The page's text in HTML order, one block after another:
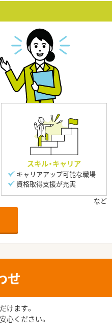
スキル・キャリア
キャリアアップ可能な職場
資格取得支援が充実
せ
けます。
心ください。